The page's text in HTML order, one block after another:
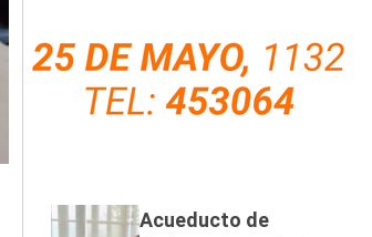
Acueducto de